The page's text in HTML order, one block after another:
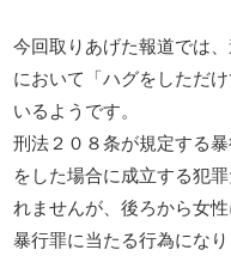
今回取りあげた報道では
において「ハグをしただ
いるようです。
刑法２０８条が規定する
をした場合に成立する犯
れませんが、後ろから女
暴行罪に当たる行為にな